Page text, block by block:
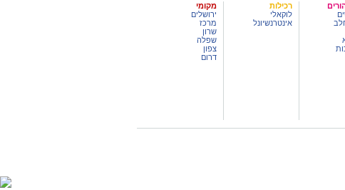
רכילות
לוקאלי
אינטרנשיונל
מקומי
ירושלים
מרכז
שרון
שפלה
צפון
דרום